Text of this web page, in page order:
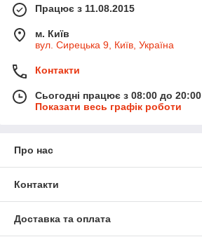
Працює з 11.08.2015
м. Київ
вул. Сирецька 9, Київ, Україна
Контакти
Сьогодні працює з 08:00 до 20:00
Показати весь графік роботи
Про нас
Контакти
Доставка та оплата